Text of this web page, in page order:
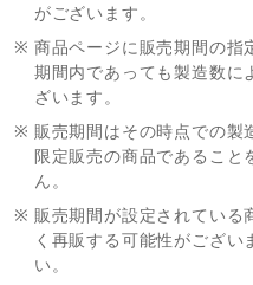
がございます。
※ 商品ページに販売期間の指
期間内であっても製造数に
ざいます。
※ 販売期間はその時点での製
限定販売の商品であること
ん。
※ 販売期間が設定されている
く再販する可能性がござい
い。